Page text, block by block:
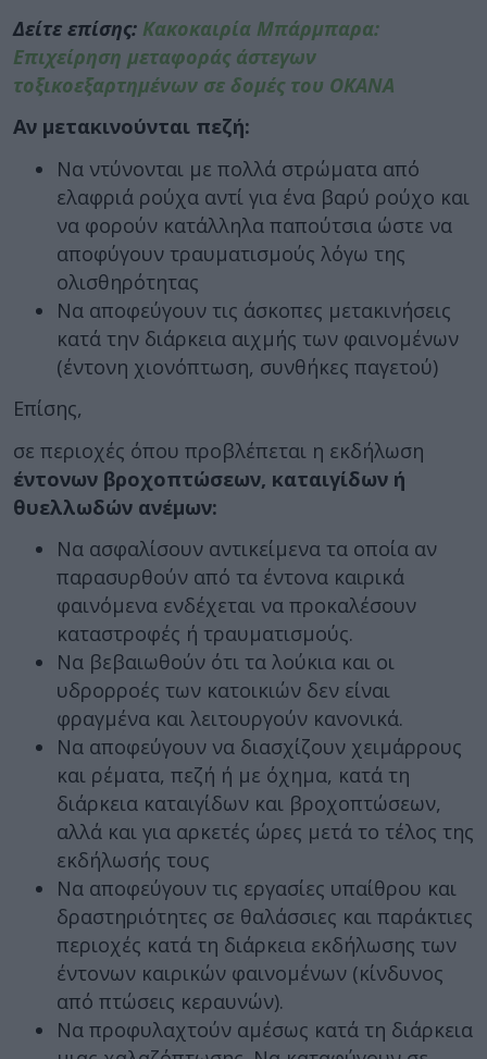
Δείτε επίσης: Κακοκαιρία Μπάρμπαρα:
Επιχείρηση μεταφοράς άστεγων
τοξικοεξαρτημένων σε δομές του ΟΚΑΝΑ
Αν μετακινούνται πεζή:
Να ντύνονται με πολλά στρώματα από
ελαφριά ρούχα αντί για ένα βαρύ ρούχο και
να φορούν κατάλληλα παπούτσια ώστε να
αποφύγουν τραυματισμούς λόγω της
ολισθηρότητας
Να αποφεύγουν τις άσκοπες μετακινήσεις
κατά την διάρκεια αιχμής των φαινομένων
(έντονη χιονόπτωση, συνθήκες παγετού)
Επίσης,
σε περιοχές όπου προβλέπεται η εκδήλωση
έντονων βροχοπτώσεων, καταιγίδων ή
θυελλωδών ανέμων:
Να ασφαλίσουν αντικείμενα τα οποία αν
παρασυρθούν από τα έντονα καιρικά
φαινόμενα ενδέχεται να προκαλέσουν
καταστροφές ή τραυματισμούς.
Να βεβαιωθούν ότι τα λούκια και οι
υδρορροές των κατοικιών δεν είναι
φραγμένα και λειτουργούν κανονικά.
Να αποφεύγουν να διασχίζουν χειμάρρους
και ρέματα, πεζή ή με όχημα, κατά τη
διάρκεια καταιγίδων και βροχοπτώσεων,
αλλά και για αρκετές ώρες μετά το τέλος της
εκδήλωσής τους
Να αποφεύγουν τις εργασίες υπαίθρου και
δραστηριότητες σε θαλάσσιες και παράκτιες
περιοχές κατά τη διάρκεια εκδήλωσης των
έντονων καιρικών φαινομένων (κίνδυνος
από πτώσεις κεραυνών).
Να προφυλαχτούν αμέσως κατά τη διάρκεια